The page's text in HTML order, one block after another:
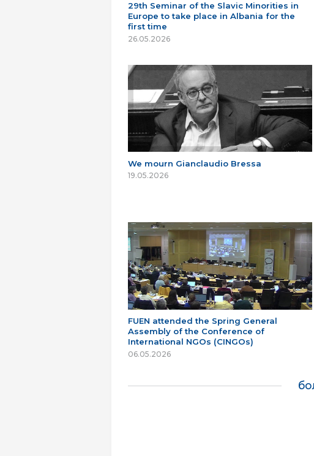
29th Seminar of the Slavic Minorities in
Europe to take place in Albania for the
first time
26.05.2026
We mourn Gianclaudio Bressa
19.05.2026
FUEN attended the Spring General
Assembly of the Conference of
International NGOs (CINGOs)
06.05.2026